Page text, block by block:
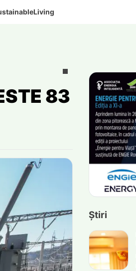
83
Știri